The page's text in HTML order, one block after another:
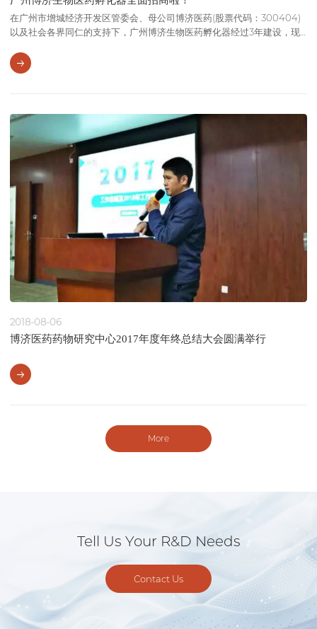
在广州市增城经济开发区管委会、母公司博济医药(股票代码：300404)
以及社会各界同仁的支持下，广州博济生物医药孵化器经过3年建设，现
2018-08-06
博济医药药物研究中心2017年度年终总结大会圆满举行
More
Tell Us Your R&D Needs
Contact Us